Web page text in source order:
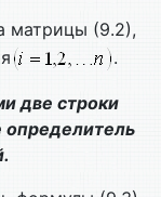
матрицы (9.2),
.
две строки
определитель